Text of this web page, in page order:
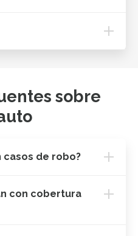
sobre
casos de robo?
con cobertura